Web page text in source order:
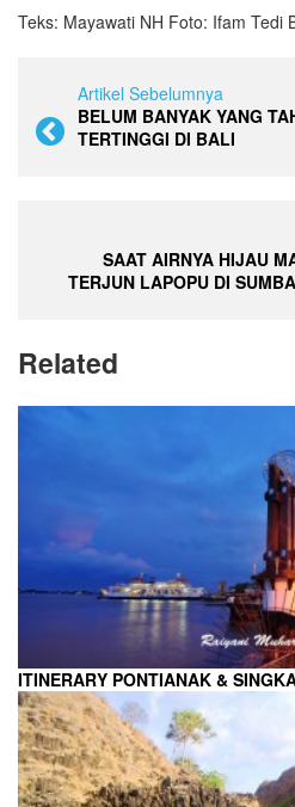
Teks: Mayawati NH Foto: Ifam Tedi
Artikel Sebelumnya
BELUM BANYAK YANG
TERTINGGI DI BALI
SAAT AIRNYA HIJAU
TERJUN LAPOPU DI
Related
ITINERARY PONTIANAK &